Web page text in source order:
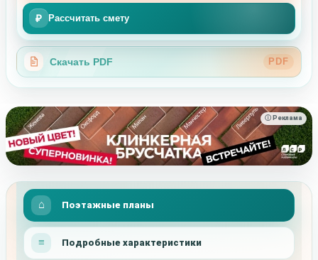
₽ Рассчитать смету
Скачать PDF PDF
ⓘ Реклама
Поэтажные планы
Подробные характеристики